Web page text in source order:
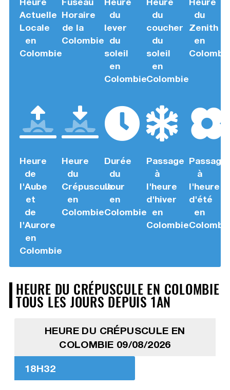
Actuelle
Locale
en
Colombie
Horaire
de la
Colombie
du
lever
du
soleil
en
Colombie
du
coucher
du
soleil
en
Colombie
du
Zenith
en
Heure
de
l'Aube
et
de
l'Aurore
en
Colombie
Heure
du
Crépuscule
en
Colombie
Durée
du
Jour
en
Colombie
Passage
à
l'heure
d'hiver
en
Colombie
Passage
à
l'heure
d'été
en
HEURE DU CRÉPUSCULE EN COLOMBIE
TOUS LES JOURS DEPUIS 1AN
HEURE DU CRÉPUSCULE EN
COLOMBIE 09/08/2026
18H32